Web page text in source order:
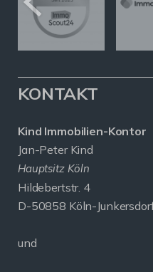
KONTAKT
Kind Immobilien-Kontor
Jan-Peter Kind
Hauptsitz Köln
Hildebertstr. 4
D-50858 Köln-
und